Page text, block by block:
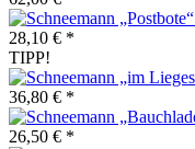
28,10 € *
TIPP!
36,80 € *
26,50 € *